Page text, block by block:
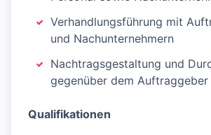
Verhandlungsführung mit
und Nachunternehmern
Nachtragsgestaltung und
gegenüber dem Auftraggeber
Qualifikationen